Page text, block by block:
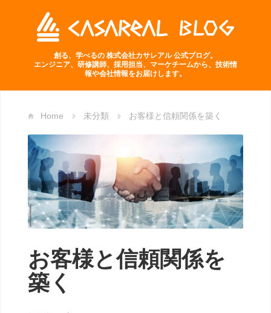
創る、学べるの 株式会社カサレアル 公式ブログ。
エンジニア、研修講師、採用担当、マーケチームから、技術情
報や会社情報をお届けします。
Home 未分類 お客様と信頼関係を築く
お客様と信頼関係を
築く